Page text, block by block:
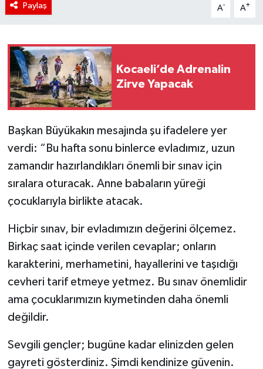
Paylaş A- A+
Kocaeli’de Adrenalin
Zirve Yapacak
Başkan Büyükakın mesajında şu ifadelere yer
verdi: “Bu hafta sonu binlerce evladımız, uzun
zamandır hazırlandıkları önemli bir sınav için
sıralara oturacak. Anne babaların yüreği
çocuklarıyla birlikte atacak.
Hiçbir sınav, bir evladımızın değerini ölçemez.
Birkaç saat içinde verilen cevaplar; onların
karakterini, merhametini, hayallerini ve taşıdığı
cevheri tarif etmeye yetmez. Bu sınav önemlidir
ama çocuklarımızın kıymetinden daha önemli
değildir.
Sevgili gençler; bugüne kadar elinizden gelen
gayreti gösterdiniz. Şimdi kendinize güvenin.